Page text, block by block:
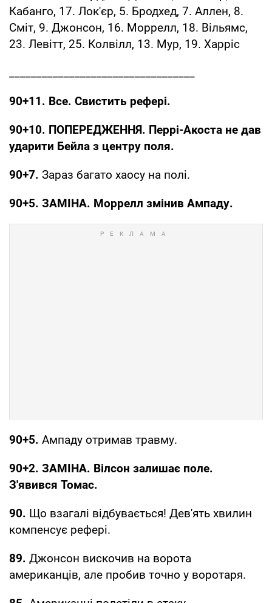
Кабанго, 17. Лок'єр, 5. Бродхед, 7. Аллен, 8.
Сміт, 9. Джонсон, 16. Моррелл, 18. Вільямс,
23. Левітт, 25. Колвілл, 13. Мур, 19. Харріс
90+11. Все. Свистить рефері.
90+10. ПОПЕРЕДЖЕННЯ. Перрі-Акоста не дав
ударити Бейла з центру поля.
90+7. Зараз багато хаосу на полі.
90+5. ЗАМІНА. Моррелл змінив Ампаду.
90+5. Ампаду отримав травму.
90+2. ЗАМІНА. Вілсон залишає поле.
З'явився Томас.
90. Що взагалі відбувається! Дев'ять хвилин
компенсує рефері.
89. Джонсон вискочив на ворота
американців, але пробив точно у воротаря.